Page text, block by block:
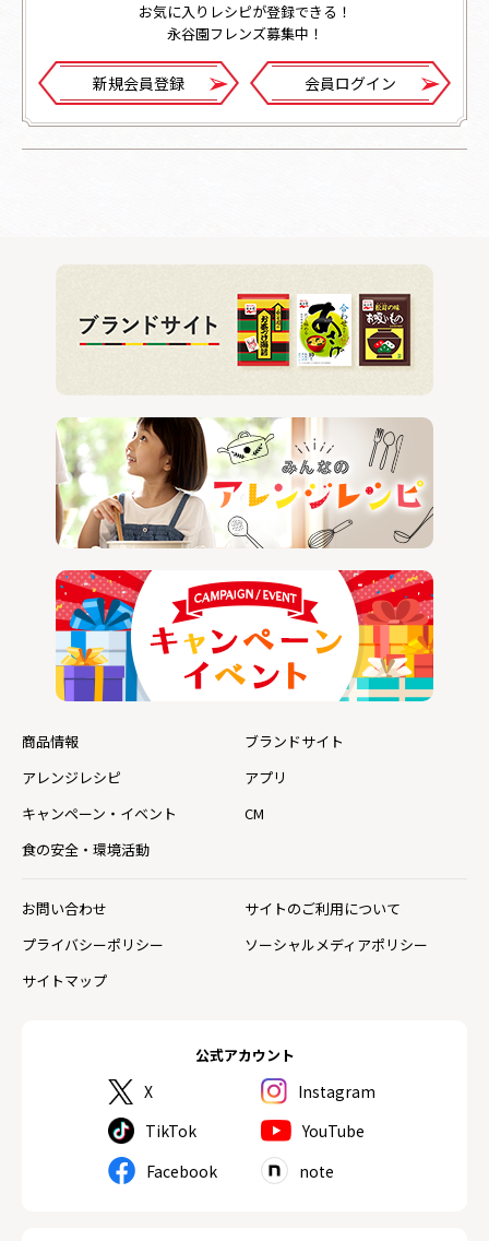
お気に入りレシピが登録できる！
永谷園フレンズ募集中！
新規会員登録 会員ログイン
公式アカウント
X
Instagram
TikTok
YouTube
Facebook
note
商品情報
ブランドサイト
アレンジレシピ
アプリ
キャンペーン・イベント
CM
食の安全・環境活動
お問い合わせ
サイトのご利用について
プライバシーポリシー
ソーシャルメディアポリシー
サイトマップ